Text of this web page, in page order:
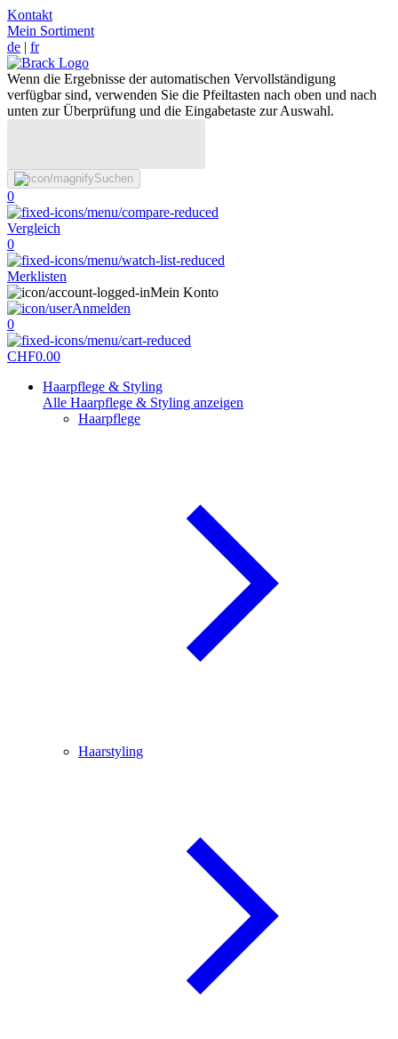
Kontakt
Mein Sortiment
de | fr
Wenn die Ergebnisse der automatischen Vervollständigung
verfügbar sind, verwenden Sie die Pfeiltasten nach oben und nach
unten zur Überprüfung und die Eingabetaste zur Auswahl.
Suchen
0
Vergleich
0
Merklisten
Mein Konto
Anmelden
0
CHF0.00
Haarpflege & Styling
Alle Haarpflege & Styling anzeigen
Haarpflege
Haarstyling